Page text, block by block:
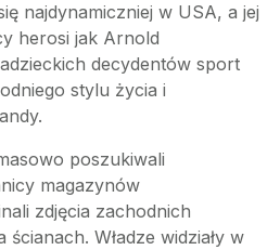
najdynamiczniej w USA, a jej
herosi jak Arnold
decydentów sport
stylu życia i
poszukiwali
magazynów
zdjęcia zachodnich
Władze widziały w